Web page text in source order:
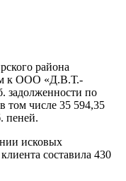
района
к ООО «Д.В.Т.-
задолженности по
том числе 35 594,35
пеней.
исковых
составила 430